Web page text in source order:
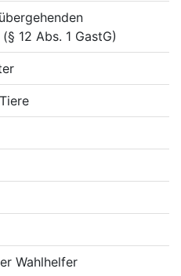
12 Abs. 1 GastG)
Wahlhelfer